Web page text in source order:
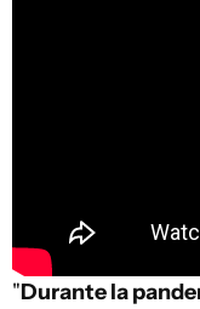
"Durante la